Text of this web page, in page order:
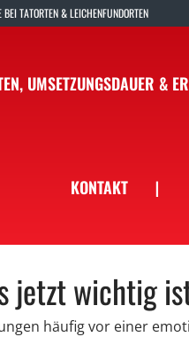
BEI TATORTEN & LEICHENFUNDORTEN
UMSETZUNGSDAUER &
KONTAKT ❘
jetzt wichtig
häufig vor einer